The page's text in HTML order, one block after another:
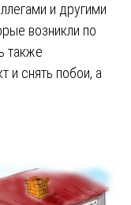
и другими
возникли по
также
и снять побои, а